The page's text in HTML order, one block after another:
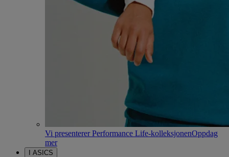
Vi presenterer Performance Life-kolleksjonenOppdag
mer
I ASICS